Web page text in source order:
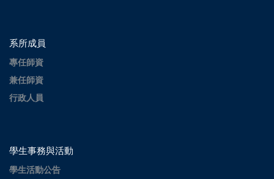
系所成員
專任師資
兼任師資
行政人員
學生事務與活動
學生活動公告